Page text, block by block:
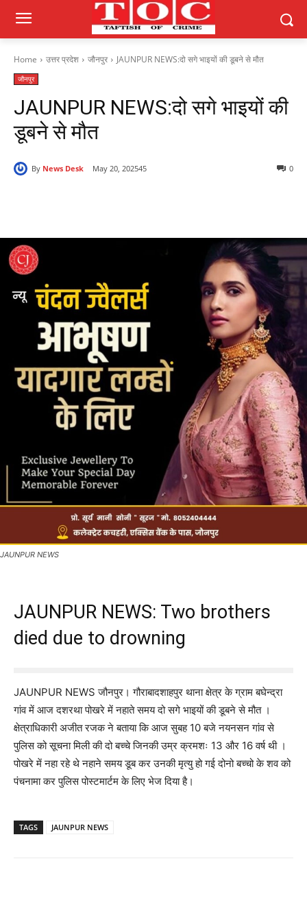
Home उत्तर प्रदेश जौनपुर JAUNPUR NEWS:दो सगे भाइयों की डूबने से मौत
जौनपुर
JAUNPUR NEWS:दो सगे भाइयों की
डूबने से मौत
By News Desk May 20, 2025 0
45
JAUNPUR NEWS
JAUNPUR NEWS: Two brothers
died due to drowning
JAUNPUR NEWS जौनपुर। गौराबादशाहपुर थाना क्षेत्र के ग्राम बघेन्द्रा
गांव में आज दशरथा पोखरे में नहाते समय दो सगे भाइयों की डूबने से मौत ।
क्षेत्राधिकारी अजीत रजक ने बताया कि आज सुबह 10 बजे नयनसन गांव से
पुलिस को सूचना मिली की दो बच्चे जिनकी उम्र क्रमशः 13 और 16 वर्ष थी ।
पोखरे में नहा रहे थे नहाने समय डूब कर उनकी मृत्यु हो गई दोनो बच्चो के शव को
पंचनामा कर पुलिस पोस्टमार्टम के लिए भेज दिया है।
TAGS JAUNPUR NEWS